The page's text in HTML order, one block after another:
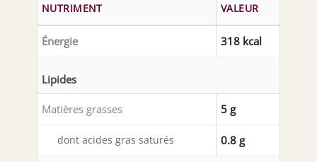
NUTRIMENT VALEUR
Énergie 318 kcal
Lipides
Matières grasses 5 g
dont acides gras saturés 0.8 g